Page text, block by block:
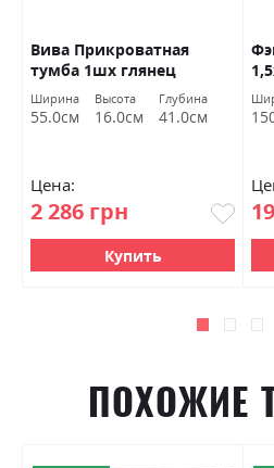
Вива Прикроватная
тумба 1шх глянец
кашемир Міромарк
Ширина
55.0см
Высота
16.0см
Глубина
41.0см
Цена:
2 286 грн
Купить
ПОХОЖИЕ